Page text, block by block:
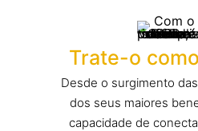
Trate-o
Desde o surgimento
dos seus maiores
capacidade de